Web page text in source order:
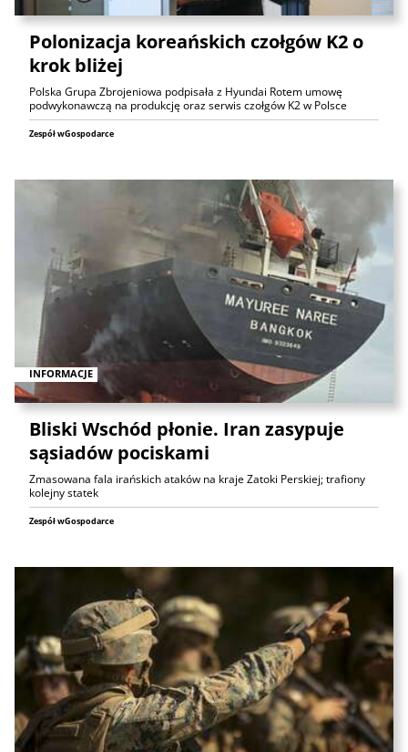
Polonizacja koreańskich czołgów K2 o
krok bliżej
Polska Grupa Zbrojeniowa podpisała z Hyundai Rotem umowę
podwykonawczą na produkcję oraz serwis czołgów K2 w Polsce
Zespół wGospodarce
INFORMACJE
Bliski Wschód płonie. Iran zasypuje
sąsiadów pociskami
Zmasowana fala irańskich ataków na kraje Zatoki Perskiej; trafiony
kolejny statek
Zespół wGospodarce